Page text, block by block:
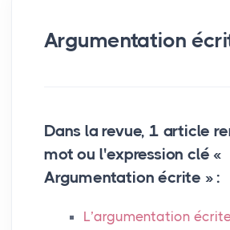
Argumentation
Dans la revue, 1 article
mot ou l'expression clé «
Argumentation écrite » :
L’argumentation